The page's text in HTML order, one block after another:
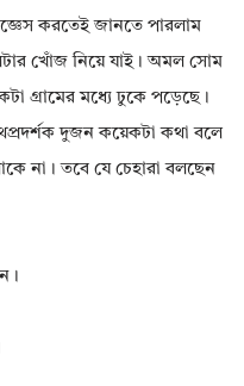
করতেই জানতে পারলাম
খোঁজ নিয়ে যাই। অমল সোম
গ্রামের মধ্যে ঢুকে পড়েছে।
দুজন কয়েকটা কথা বলে
না। তবে যে চেহারা বলছেন